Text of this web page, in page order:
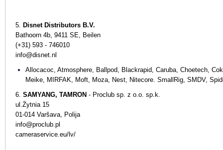
5. Disnet Distributors B.V.
Bathoorn 4b, 9411 SE, Beilen
(+31) 593 - 746010
info@disnet.nl
Allocacoc, Atmosphere, Ballpod, Blackrapid, Caruba, Choetech,
Meike, MIRFAK, Moft, Moza, Nest, Nitecore. SmallRig, SMDV,
6. SAMYANG, TAMRON - Proclub sp. z o.o. sp.k.
ul.Żytnia 15
01-014 Varšava, Polija
info@proclub.pl
cameraservice.eu/lv/